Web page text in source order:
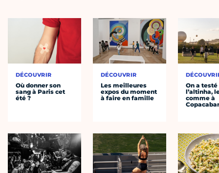
DÉCOUVRIR
Où donner son
sang à Paris cet
été ?
DÉCOUVRIR
Les meilleures
expos du moment
à faire en famille
On a testé
l’altinha,
comme à